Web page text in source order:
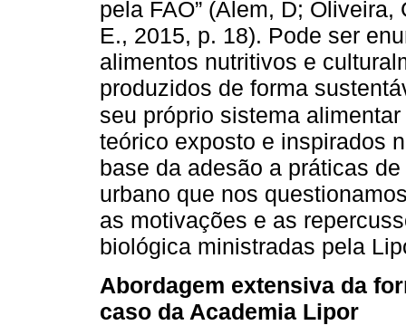
pela FAO” (Alem, D;
E., 2015, p. 18). Pode ser
alimentos nutritivos e
produzidos de forma
seu próprio sistema
teórico exposto e inspirados
base da adesão a práticas
urbano que nos
as motivações e as
biológica ministradas pela
Abordagem extensiva da
caso da Academia Lipor